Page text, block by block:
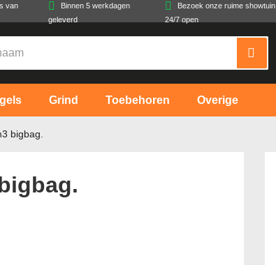
van
Binnen 5 werkdagen
geleverd
Bezoek onze ruime showtuin,
24/7 open
Grind Toebehoren Overige
bigbag.